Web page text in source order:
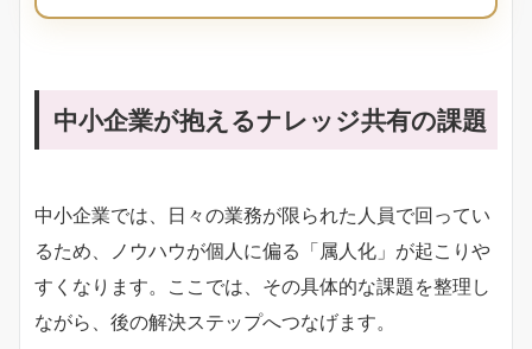
中小企業が抱えるナレッジ共有の課題
中小企業では、日々の業務が限られた人員で回ってい
るため、ノウハウが個人に偏る「属人化」が起こりや
すくなります。ここでは、その具体的な課題を整理し
ながら、後の解決ステップへつなげます。